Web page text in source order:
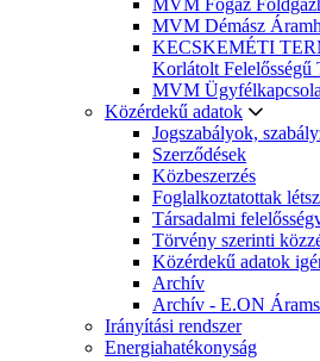
MVM Főgáz
MVM Démász
KECSKEMÉTI
Korlátolt Felelősségű
MVM
Közérdekű adatok
Jogszabályok,
Szerződések
Közbeszerzés
Foglalkoztatottak
Társadalmi
Törvény szerinti
Közérdekű adatok
Archív
Archív - E.ON
Irányítási rendszer
Energiahatékonyság